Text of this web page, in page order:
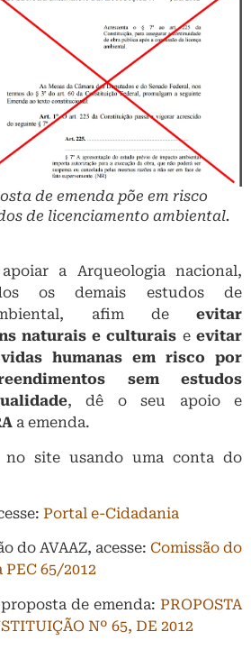
de emenda põe em risco
de licenciamento ambiental.
a Arqueologia nacional,
os demais estudos de
afim de evitar
naturais e culturais eevitar
humanas em risco por
sem estudos
, dê o seu apoio e
a emenda.
no site usando uma conta do
Portal e-Cidadania
do AVAAZ, acesse: Comissão do
65/2012
de emenda: PROPOSTA
Nº 65, DE 2012